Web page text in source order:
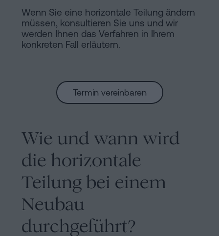
Wenn Sie eine horizontale Teilung ändern
müssen, konsultieren Sie uns und wir
werden Ihnen das Verfahren in Ihrem
konkreten Fall erläutern.
Termin vereinbaren
Wie und wann wird
die horizontale
Teilung bei einem
Neubau
durchgeführt?